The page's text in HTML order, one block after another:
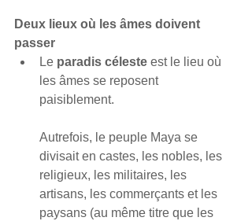
Deux lieux où les âmes doivent
passer
Le paradis céleste est le lieu où
les âmes se reposent
paisiblement.
Autrefois, le peuple Maya se
divisait en castes, les nobles, les
religieux, les militaires, les
artisans, les commerçants et les
paysans (au même titre que les